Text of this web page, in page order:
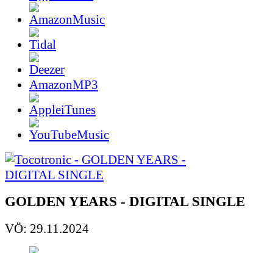
AmazonMP3
GOLDEN YEARS - DIGITAL SINGLE
VÖ: 29.11.2024